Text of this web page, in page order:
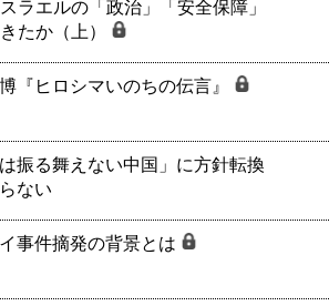
ラエルの「政治」「安全保障」
たか（上）
『ヒロシマいのちの伝言』
振る舞えない中国」に方針転換
ない
事件摘発の背景とは